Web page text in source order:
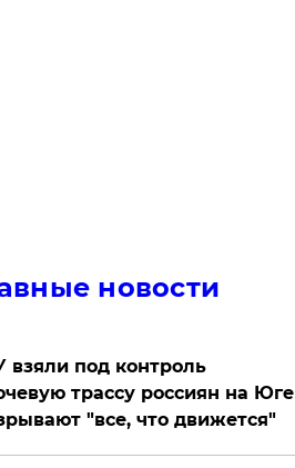
новости
взяли под контроль
трассу россиян на Юге
"все, что движется"